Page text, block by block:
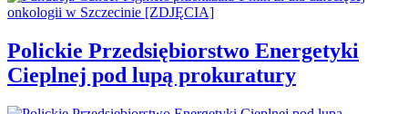
Polickie Przedsiębiorstwo Energetyki
Cieplnej pod lupą prokuratury